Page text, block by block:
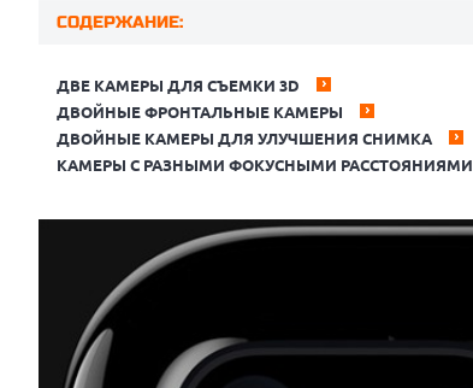
СОДЕРЖАНИЕ:
ДВЕ КАМЕРЫ ДЛЯ СЪЕМКИ 3D
ДВОЙНЫЕ ФРОНТАЛЬНЫЕ КАМЕРЫ
ДВОЙНЫЕ КАМЕРЫ ДЛЯ УЛУЧШЕНИЯ СНИМКА
КАМЕРЫ С РАЗНЫМИ ФОКУСНЫМИ РАССТОЯНИЯМИ